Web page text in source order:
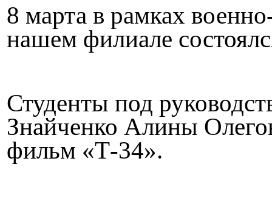
8 марта в рамках
нашем филиале
Студенты под
Знайченко Алины
фильм «Т-34».